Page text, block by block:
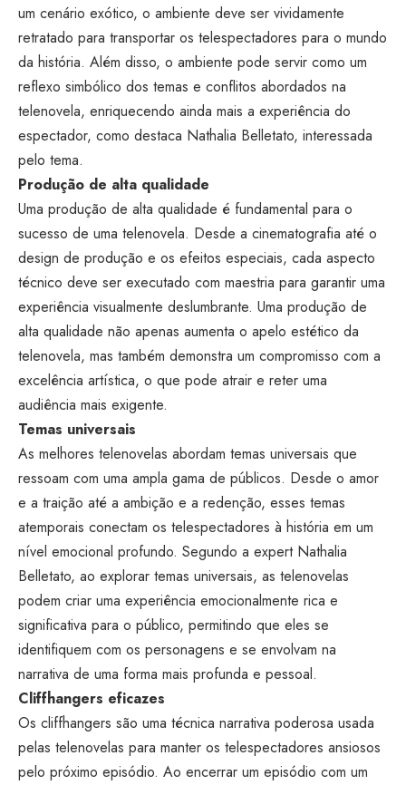
um cenário exótico, o ambiente deve ser vividamente
retratado para transportar os telespectadores para o mundo
da história. Além disso, o ambiente pode servir como um
reflexo simbólico dos temas e conflitos abordados na
telenovela, enriquecendo ainda mais a experiência do
espectador, como destaca Nathalia Belletato, interessada
pelo tema.
Produção de alta qualidade
Uma produção de alta qualidade é fundamental para o
sucesso de uma telenovela. Desde a cinematografia até o
design de produção e os efeitos especiais, cada aspecto
técnico deve ser executado com maestria para garantir uma
experiência visualmente deslumbrante. Uma produção de
alta qualidade não apenas aumenta o apelo estético da
telenovela, mas também demonstra um compromisso com a
excelência artística, o que pode atrair e reter uma
audiência mais exigente.
Temas universais
As melhores telenovelas abordam temas universais que
ressoam com uma ampla gama de públicos. Desde o amor
e a traição até a ambição e a redenção, esses temas
atemporais conectam os telespectadores à história em um
nível emocional profundo. Segundo a expert Nathalia
Belletato, ao explorar temas universais, as telenovelas
podem criar uma experiência emocionalmente rica e
significativa para o público, permitindo que eles se
identifiquem com os personagens e se envolvam na
narrativa de uma forma mais profunda e pessoal.
Cliffhangers eficazes
Os cliffhangers são uma técnica narrativa poderosa usada
pelas telenovelas para manter os telespectadores ansiosos
pelo próximo episódio. Ao encerrar um episódio com um